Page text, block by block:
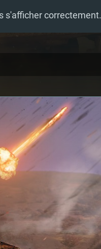
s'afficher correctement.